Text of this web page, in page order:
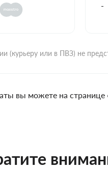
(курьеру или в ПВЗ) не
вы можете на странице